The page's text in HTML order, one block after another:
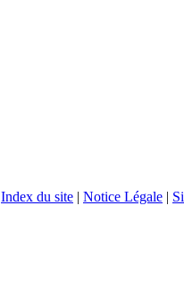
Index du site | Notice Légale |